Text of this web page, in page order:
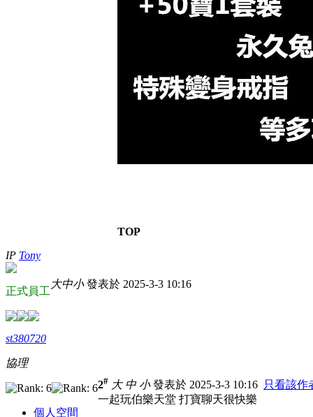
TOP
IP Tony
正式員工
大中小發表於 2025-3-3 10:16
st380720
協理
個人空間
2# 大 中 小發表於 2025-3-3 10:16 只看該作
一起玩伯樂天堂 打寶聊天很快樂